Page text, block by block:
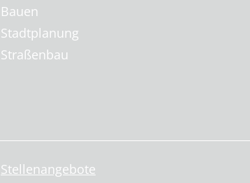
Bauen
Stadtplanung
Straßenbau
Stellenangebote